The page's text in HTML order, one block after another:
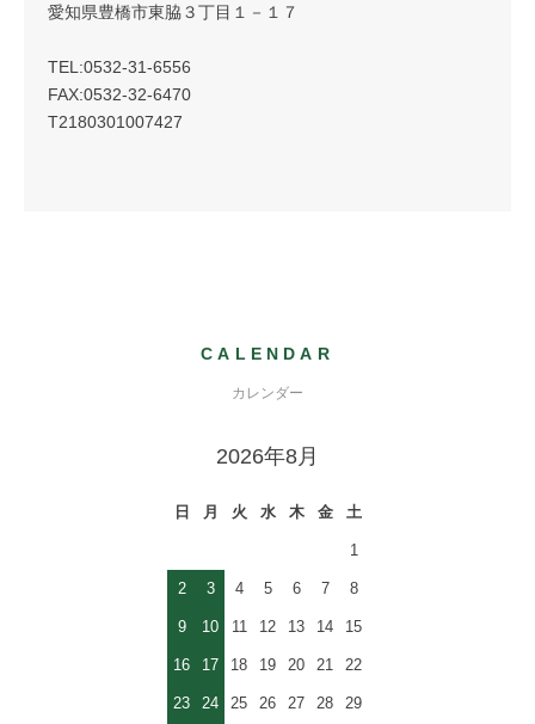
愛知県豊橋市東脇３丁目１－１７
TEL:0532-31-6556
FAX:0532-32-6470
T2180301007427
CALENDAR
カレンダー
2026年8月
日 月 火 水 木 金 土
1
2 3 4 5 6 7 8
9 10 11 12 13 14 15
16 17 18 19 20 21 22
23 24 25 26 27 28 29